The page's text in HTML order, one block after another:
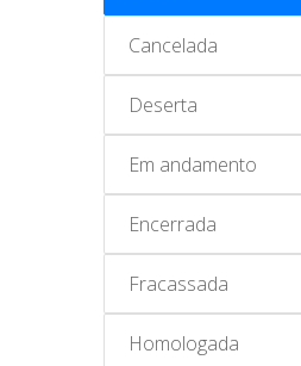
Cancelada
Deserta
Em andamento
Encerrada
Fracassada
Homologada